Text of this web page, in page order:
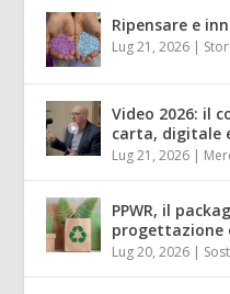
Ripensare e
Lug 21, 2026 |
Video 2026: il
carta, digitale
Lug 21, 2026 |
PPWR, il
progettazione
Lug 20, 2026 |